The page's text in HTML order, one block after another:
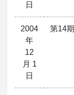
日
2004
年
12
月 1
日
第14期